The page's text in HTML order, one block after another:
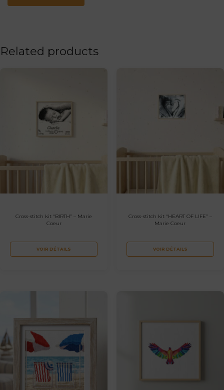
Related products
Cross-stitch kit “BIRTH” – Marie
Coeur
VOIR DÉTAILS
Cross-stitch kit “HEART OF LIFE” –
Marie Coeur
VOIR DÉTAILS